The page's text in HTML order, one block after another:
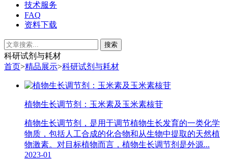
技术服务
FAQ
资料下载
科研试剂与耗材
首页>精品展示>科研试剂与耗材
植物生长调节剂：玉米素及玉米素核苷
植物生长调节剂，是用于调节植物生长发育的一类化学
物质，包括人工合成的化合物和从生物中提取的天然植
物激素。对目标植物而言，植物生长调节剂是外源...
2023-01